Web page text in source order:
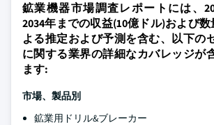
鉱業機器市場調査レポートには、
2034年までの収益(10億ドル)および
よる推定および予測を含む、以下の
に関する業界の詳細なカバレッジが
ます:
市場、製品別
鉱業用ドリル&ブレーカー